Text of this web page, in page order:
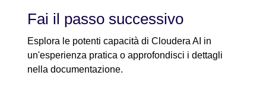
Fai il passo successivo
Esplora le potenti capacità di Cloudera AI in
un'esperienza pratica o approfondisci i dettagli
nella documentazione.